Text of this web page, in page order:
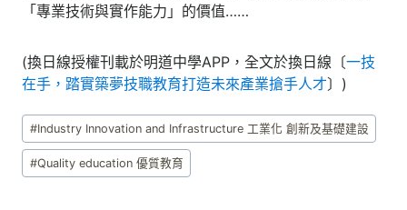
「專業技術與實作能力」的價值……
(換日線授權刊載於明道中學APP，全文於換日線〔一技
在手，踏實築夢技職教育打造未來產業搶手人才〕)
Post
Tags:
#Industry Innovation and Infrastructure 工業化 創新及基礎建設
#Quality education 優質教育